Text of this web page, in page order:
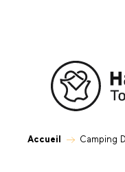
Accueil Camping